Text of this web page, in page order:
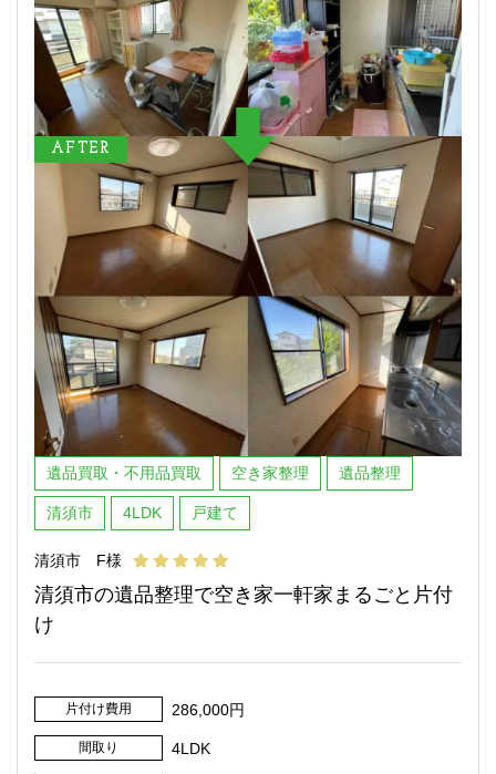
AFTER
遺品買取・不用品買取 空き家整理 遺品整理
清須市 4LDK 戸建て
清須市 F様
清須市の遺品整理で空き家一軒家まるごと片付
け
片付け費用 286,000円
間取り 4LDK